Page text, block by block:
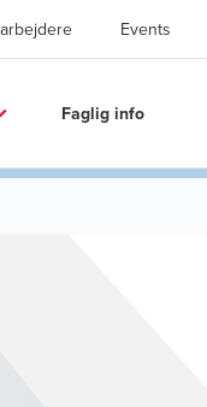
Events
Faglig info